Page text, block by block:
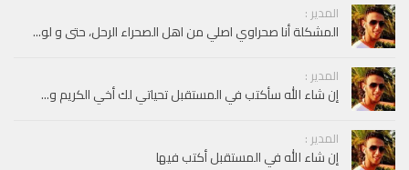
المدير :
المشكلة أنا صحراوي اصلي من اهل الصحراء الرحل، حتى و لو...
المدير :
إن شاء الله سأكتب في المستقبل تحياتي لك أخي الكريم و...
المدير :
إن شاء الله في المستقبل أكتب فيها